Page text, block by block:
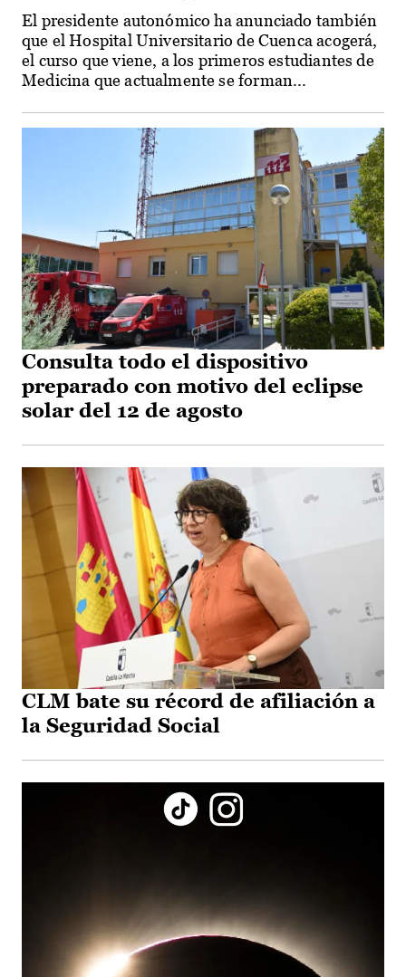
El presidente autonómico ha anunciado también
que el Hospital Universitario de Cuenca acogerá,
el curso que viene, a los primeros estudiantes de
Medicina que actualmente se forman...
Consulta todo el dispositivo
preparado con motivo del eclipse
solar del 12 de agosto
CLM bate su récord de afiliación a
la Seguridad Social